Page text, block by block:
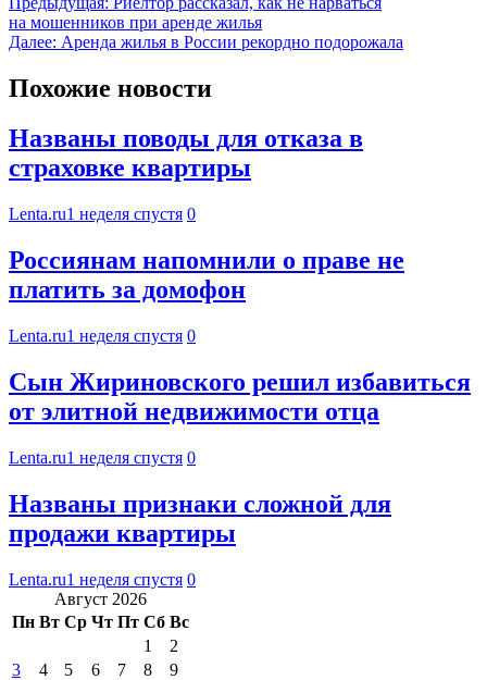
на мошенников при аренде жилья
Далее: Аренда жилья в России рекордно подорожала
Похожие новости
Названы поводы для отказа в
страховке квартиры
Lenta.ru1 неделя спустя 0
Россиянам напомнили о праве не
платить за домофон
Lenta.ru1 неделя спустя 0
Сын Жириновского решил избавиться
от элитной недвижимости отца
Lenta.ru1 неделя спустя 0
Названы признаки сложной для
продажи квартиры
Lenta.ru1 неделя спустя 0
Август 2026
Пн Вт Ср Чт Пт Сб Вс
1
2
3
4 5 6 7 8
9